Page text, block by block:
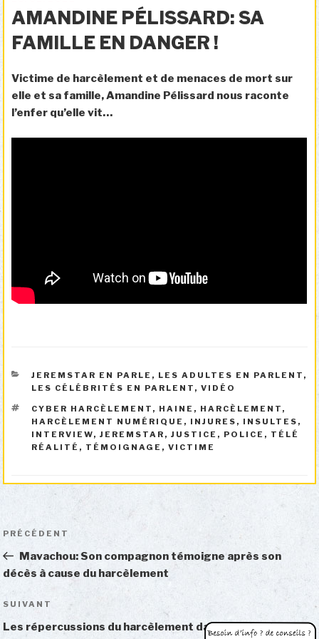
LE
AMANDINE PÉLISSARD: SA
FAMILLE EN DANGER !
Victime de harcèlement et de menaces de mort sur
elle et sa famille, Amandine Pélissard nous raconte
l’enfer qu’elle vit…
CATÉGORIES
JEREMSTAR EN PARLE , LES ADULTES EN PARLENT ,
LES CÉLÉBRITÉS EN PARLENT , VIDÉO
ÉTIQUETTES
CYBER HARCÈLEMENT , HAINE , HARCÈLEMENT ,
HARCÈLEMENT NUMÉRIQUE , INJURES , INSULTES ,
INTERVIEW, JEREMSTAR , JUSTICE , POLICE , TÉLÉ
RÉALITÉ , TÉMOIGNAGE , VICTIME
Navigation
l’article
Article
précédent
PRÉCÉDENT
Mavachou: Son compagnon témoigne après son
décès à cause du harcèlement
Article
suivant
SUIVANT
Les répercussions du harcèlement dans ma vie